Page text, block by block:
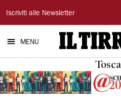
Il
Tirreno
Iscriviti alle Newsletter
MENU